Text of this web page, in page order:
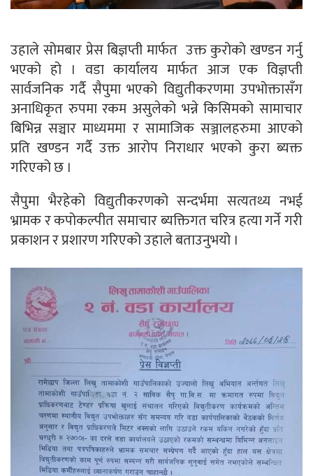
उहाले सोमबार प्रेस बिज्ञप्ती मार्फत उक्त कुरोको खण्डन गर्नु
भएको हो । वडा कार्यालय मार्फत आज एक विज्ञप्ती
सार्वजनिक गर्दै सैपुमा भएको विद्युतीकरणमा उपभोक्तासँग
अनाधिकृत रुपमा रकम असुलेको भन्ने किसिमको सामाचार
बिभिन्न सञ्चार माध्यममा र सामाजिक सञ्जालहरुमा आएको
प्रति खण्डन गर्दै उक्त आरोप निराधार भएको कुरा ब्यक्त
गरिएको छ ।
सैपुमा भैरहेको विद्युतीकरणको सन्दर्भमा सत्यतथ्य नभई
भ्रामक र कपोकल्पीत समाचार ब्यक्तिगत चरित्र हत्या गर्ने गरी
प्रकाशन र प्रशारण गरिएको उहाले बताउनुभयो ।